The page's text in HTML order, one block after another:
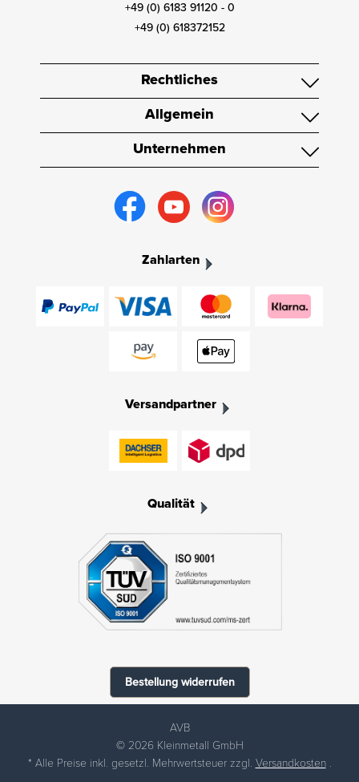
+49 (0) 6183 91120 - 0
+49 (0) 618372152
Rechtliches
Allgemein
Unternehmen
Zahlarten
Versandpartner
Qualität
Bestellung widerrufen
AVB
© 2026 Kleinmetall GmbH
* Alle Preise inkl. gesetzl. Mehrwertsteuer zzgl. Versandkosten.